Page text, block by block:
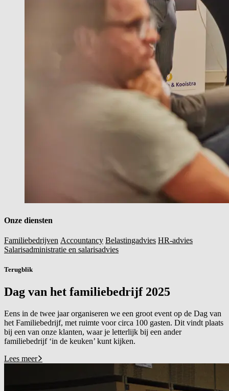
Onze diensten
Familiebedrijven Accountancy Belastingadvies HR-advies
Salarisadministratie en salarisadvies
Terugblik
Dag van het familiebedrijf 2025
Eens in de twee jaar organiseren we een groot event op de Dag van
het Familiebedrijf, met ruimte voor circa 100 gasten. Dit vindt plaats
bij een van onze klanten, waar je letterlijk bij een ander
familiebedrijf ‘in de keuken’ kunt kijken.
Lees meer